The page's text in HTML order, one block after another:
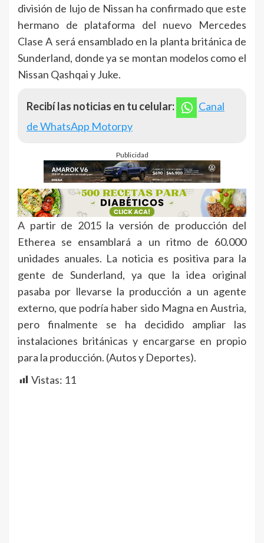
división de lujo de Nissan ha confirmado que este
hermano de plataforma del nuevo Mercedes
Clase A será ensamblado en la planta británica de
Sunderland, donde ya se montan modelos como el
Nissan Qashqai y Juke.
Recibí las noticias en tu celular:
Canal
de WhatsApp Motorpy
Publicidad
A partir de 2015 la versión de producción del
Etherea se ensamblará a un ritmo de 60.000
unidades anuales. La noticia es positiva para la
gente de Sunderland, ya que la idea original
pasaba por llevarse la producción a un agente
externo, que podría haber sido Magna en Austria,
pero finalmente se ha decidido ampliar las
instalaciones británicas y encargarse en propio
para la producción. (Autos y Deportes).
Vistas: 11